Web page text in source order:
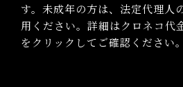
す。未成年の方は、法定代理人
用ください。詳細はクロネコ代
をクリックしてご確認ください。